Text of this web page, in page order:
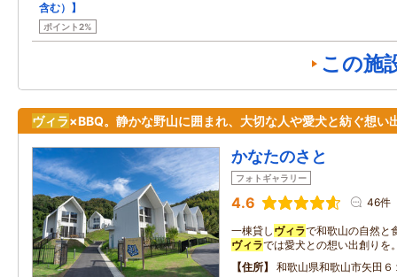
含む）】
ポイント2%
この施
ヴィラ×BBQ。静かな野山に囲まれ、大切な人や愛犬と紡ぐ想い
かなたのさと
フォトギャラリー
4.6 46件
一棟貸し ヴィラで和歌山の自然と
ヴィラでは愛犬との想い出創りを
住所
和歌山県和歌山市矢田６